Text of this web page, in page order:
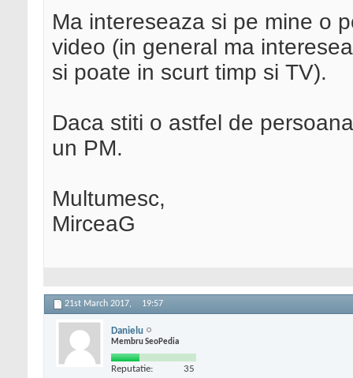
Ma intereseaza si pe mine o
video (in general ma
si poate in scurt timp si TV).
Daca stiti o astfel de
un PM.
Multumesc,
MirceaG
21st March 2017, 19:57
Danielu
Membru SeoPedia
Reputatie: 35